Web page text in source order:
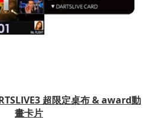
超限定桌布 & award動
畫卡片